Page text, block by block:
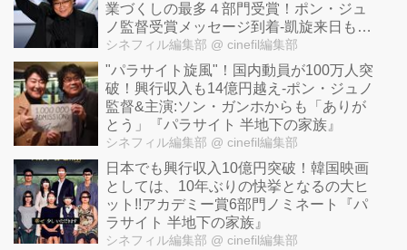
業づくしの最多４部門受賞！ポン・ジュ
ノ監督受賞メッセージ到着-凱旋来日も決
定！
シネフィル編集部 @ cinefil編集部
"パラサイト旋風"！国内動員が100万人突
破！興行収入も14億円越え-ポン・ジュノ
監督&主演:ソン・ガンホからも「ありが
とう」『パラサイト 半地下の家族』
シネフィル編集部 @ cinefil編集部
日本でも興行収入10億円突破！韓国映画
としては、10年ぶりの快挙となるの大ヒ
ット!!アカデミー賞6部門ノミネート『パ
ラサイト 半地下の家族』
シネフィル編集部 @ cinefil編集部